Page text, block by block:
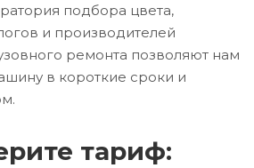
подбора цвета,
и производителей
ремонта позволяют нам
в короткие сроки и
тариф: